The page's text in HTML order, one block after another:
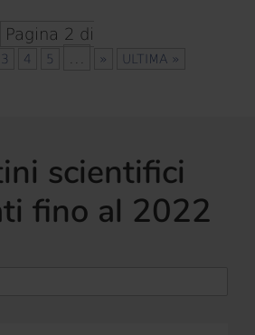
Pagina 2 di
3 4 5 ... » ULTIMA »
scientifici
fino al 2022